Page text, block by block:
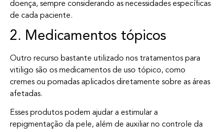
doença, sempre considerando as necessidades específicas
de cada paciente.
2. Medicamentos tópicos
Outro recurso bastante utilizado nos tratamentos para
vitiligo são os medicamentos de uso tópico, como
cremes ou pomadas aplicados diretamente sobre as áreas
afetadas.
Esses produtos podem ajudar a estimular a
repigmentação da pele, além de auxiliar no controle da